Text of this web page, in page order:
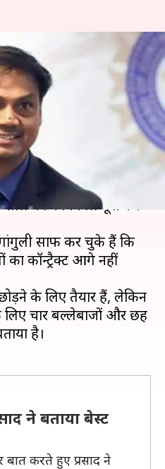
और छह
भारत के लिए
05:40 pm
एमएसके प्रसाद ने
का कार्यकाल पूरा कर
साफ कर चुके हैं कि
का कॉन्ट्रैक्ट आगे नहीं
के लिए तैयार हैं, लेकिन
के लिए चार बल्लेबाजों और छह
है।
ने बताया बेस्ट
करते हुए प्रसाद ने